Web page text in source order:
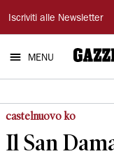
Gazzetta
di
Modena
Iscriviti alle Newsletter
MENU
castelnuovo ko
Il San